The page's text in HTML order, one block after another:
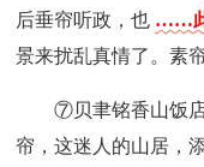
后垂帘听政，也 ……
景来扰乱真情了。素
⑦贝聿铭香山饭
帘，这迷人的山居，